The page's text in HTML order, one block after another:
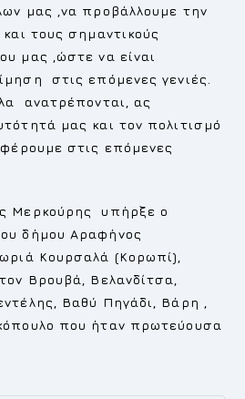
μας ,να προβάλλουμε την
τους σημαντικούς
μας ,ώστε να είναι
στις επόμενες γενιές.
ανατρέπονται, ας
μας και τον πολιτισμό
στις επόμενες
Μερκούρης υπήρξε ο
δήμου Αραφήνος
Κουρσαλά (Κορωπί),
Βρουβά, Βελανδίτσα,
Βαθύ Πηγάδι, Βάρη ,
που ήταν πρωτεύουσα